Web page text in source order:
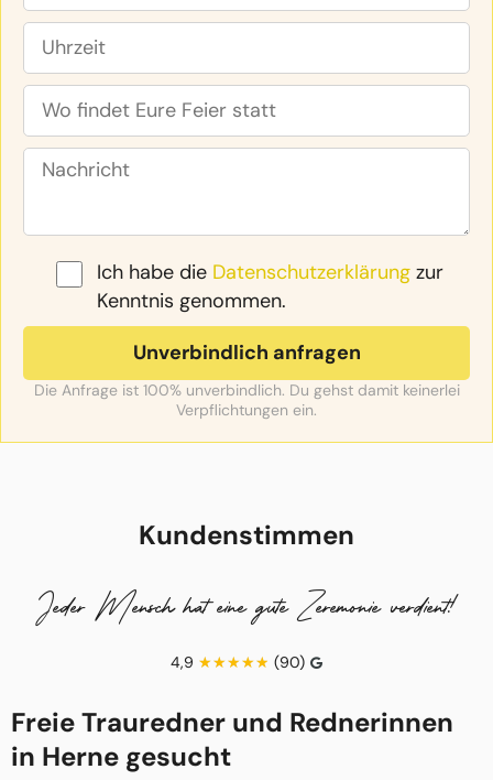
Ich habe die Datenschutzerklärung zur
Kenntnis genommen.
Die Anfrage ist 100% unverbindlich. Du gehst damit keinerlei
Verpflichtungen ein.
Kundenstimmen
Jeder Mensch hat eine gute Zeremonie verdient!
4,9 (90)
Freie Trauredner und Rednerinnen
in Herne gesucht